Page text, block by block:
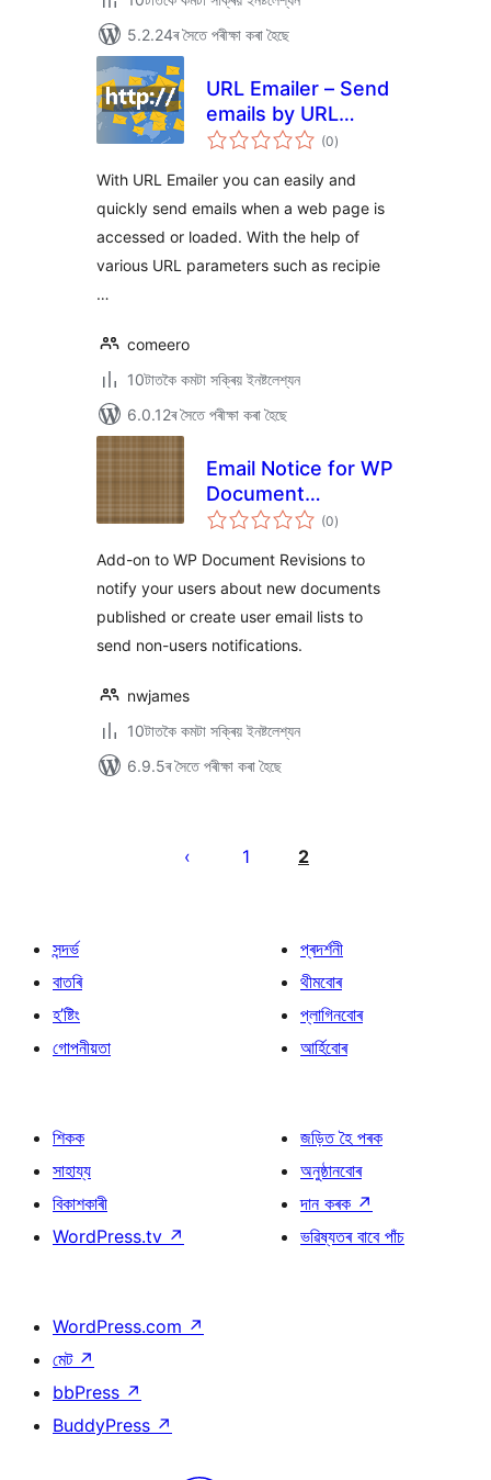
5.2.24ৰ সৈতে পৰীক্ষা কৰা হৈছে
URL Emailer – Send
emails by URL
parameters (0টা
মুঠ)
With URL Emailer you can easily and
quickly send emails when a web page is
accessed or loaded. With the help of
various URL parameters such as recipie
…
comeero
10টাতকৈ কমটা সক্ৰিয় ইনষ্টলেশ্যন
6.0.12ৰ সৈতে পৰীক্ষা কৰা হৈছে
Email Notice for WP
Document
Revisions
(0টা
মুঠ)
Add-on to WP Document Revisions to
notify your users about new documents
published or create user email lists to
send non-users notifications.
nwjames
10টাতকৈ কমটা সক্ৰিয় ইনষ্টলেশ্যন
6.9.5ৰ সৈতে পৰীক্ষা কৰা হৈছে
1 2
সন্দৰ্ভ
বাতৰি
হ’ষ্টিং
গোপনীয়তা
প্ৰদৰ্শনী
থীমবোৰ
প্লাগিনবোৰ
আৰ্হিবোৰ
শিকক
সাহায্য
বিকাশকাৰী
WordPress.tv ↗
জড়িত হৈ পৰক
অনুষ্ঠানবোৰ
দান কৰক ↗
ভৱিষ্যতৰ বাবে পাঁচ
WordPress.com ↗
মেট ↗
bbPress ↗
BuddyPress ↗